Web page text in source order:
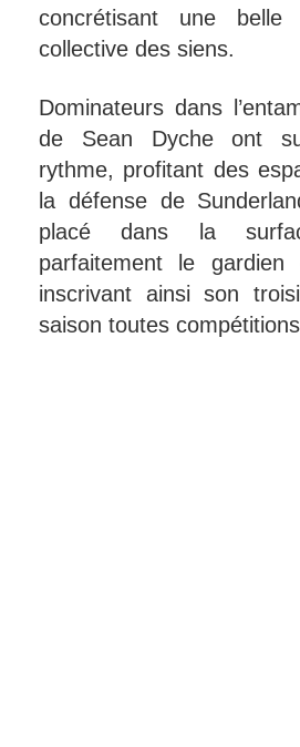
concrétisant une
collective des siens.
Dominateurs dans
de Sean Dyche ont
rythme, profitant des
la défense de
placé dans la
parfaitement le gardien
inscrivant ainsi son
saison toutes